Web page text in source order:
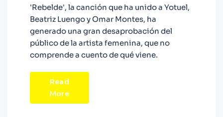
'Rebelde', la canción que ha unido a Yotuel,
Beatriz Luengo y Omar Montes, ha
generado una gran desaprobación del
público de la artista femenina, que no
comprende a cuento de qué viene.
Read
More